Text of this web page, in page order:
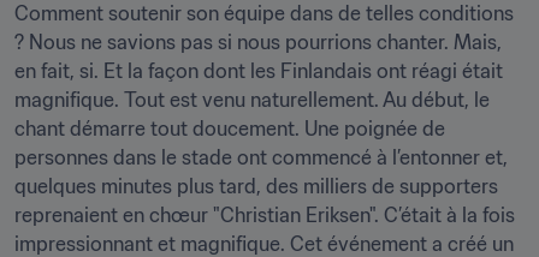
Comment soutenir son équipe dans de telles conditions
? Nous ne savions pas si nous pourrions chanter. Mais,
en fait, si. Et la façon dont les Finlandais ont réagi était
magnifique. Tout est venu naturellement. Au début, le
chant démarre tout doucement. Une poignée de
personnes dans le stade ont commencé à l’entonner et,
quelques minutes plus tard, des milliers de supporters
reprenaient en chœur "Christian Eriksen". C’était à la fois
impressionnant et magnifique. Cet événement a créé un